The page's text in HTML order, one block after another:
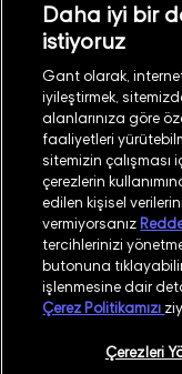
İşlem Rehberi
Güvenlik Politikası
Daha iyi bir
istiyoruz
Gant olarak,
iyileştirmek,
alanlarınıza göre
faaliyetleri
sitemizin çalışması
çerezlerin
edilen kişisel
vermiyorsanız
tercihlerinizi
butonuna
işlenmesine dair
Çerez Politikamızı
Çerezleri